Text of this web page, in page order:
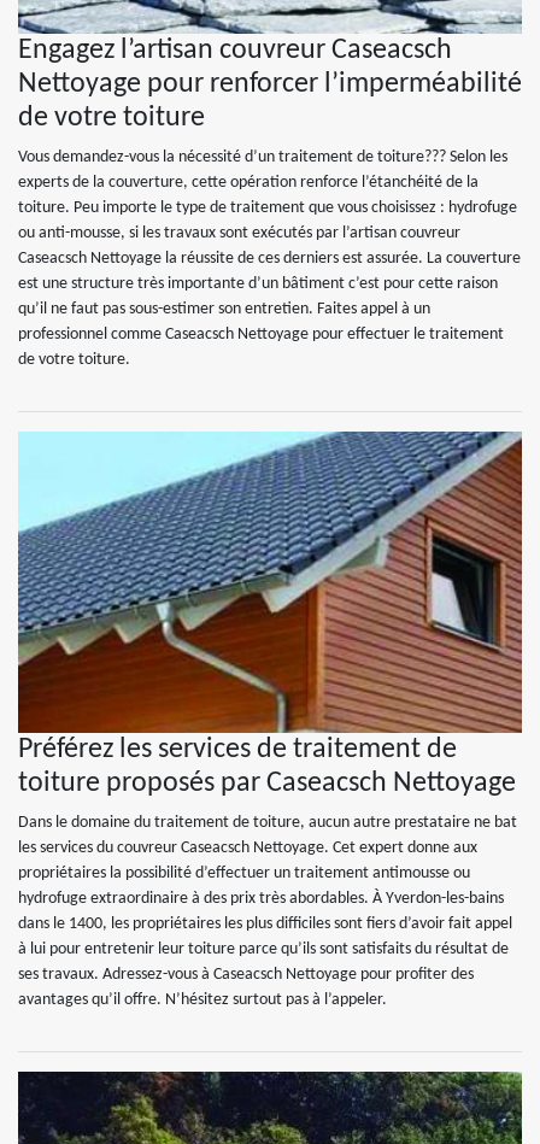
Engagez l’artisan couvreur Caseacsch
Nettoyage pour renforcer l’imperméabilité
de votre toiture
Vous demandez-vous la nécessité d’un traitement de toiture??? Selon les
experts de la couverture, cette opération renforce l’étanchéité de la
toiture. Peu importe le type de traitement que vous choisissez : hydrofuge
ou anti-mousse, si les travaux sont exécutés par l’artisan couvreur
Caseacsch Nettoyage la réussite de ces derniers est assurée. La couverture
est une structure très importante d’un bâtiment c’est pour cette raison
qu’il ne faut pas sous-estimer son entretien. Faites appel à un
professionnel comme Caseacsch Nettoyage pour effectuer le traitement
de votre toiture.
Préférez les services de traitement de
toiture proposés par Caseacsch Nettoyage
Dans le domaine du traitement de toiture, aucun autre prestataire ne bat
les services du couvreur Caseacsch Nettoyage. Cet expert donne aux
propriétaires la possibilité d’effectuer un traitement antimousse ou
hydrofuge extraordinaire à des prix très abordables. À Yverdon-les-bains
dans le 1400, les propriétaires les plus difficiles sont fiers d’avoir fait appel
à lui pour entretenir leur toiture parce qu’ils sont satisfaits du résultat de
ses travaux. Adressez-vous à Caseacsch Nettoyage pour profiter des
avantages qu’il offre. N’hésitez surtout pas à l’appeler.